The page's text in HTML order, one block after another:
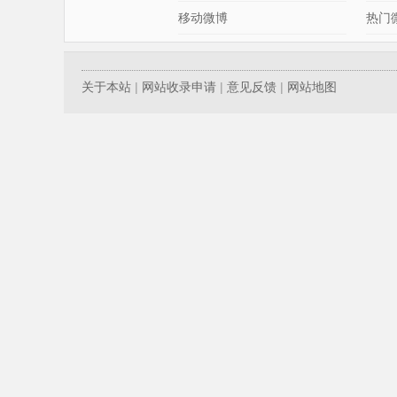
移动微博 热门
关于本站 | 网站收录申请 | 意见反馈 | 网站地图